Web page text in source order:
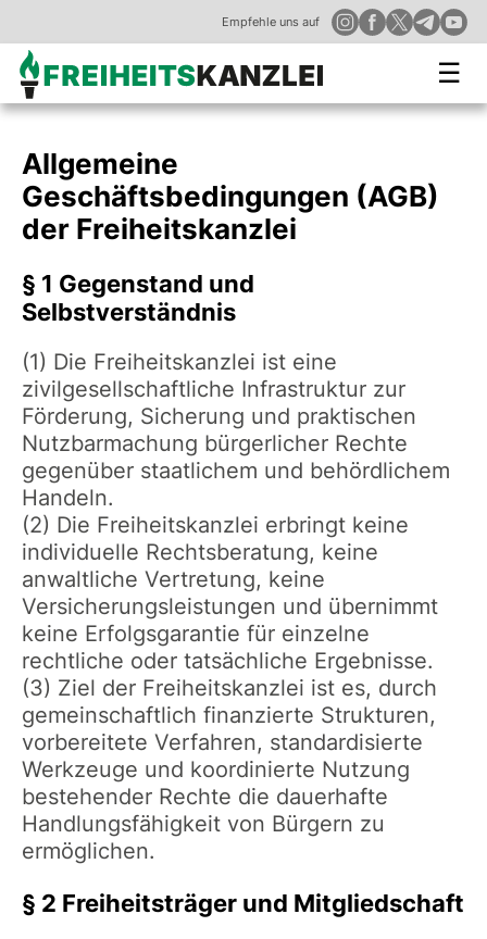
Empfehle uns auf
☰
Allgemeine
Geschäftsbedingungen (AGB)
der Freiheitskanzlei
§ 1 Gegenstand und
Selbstverständnis
(1) Die Freiheitskanzlei ist eine
zivilgesellschaftliche Infrastruktur zur
Förderung, Sicherung und praktischen
Nutzbarmachung bürgerlicher Rechte
gegenüber staatlichem und behördlichem
Handeln.
(2) Die Freiheitskanzlei erbringt keine
individuelle Rechtsberatung, keine
anwaltliche Vertretung, keine
Versicherungsleistungen und übernimmt
keine Erfolgsgarantie für einzelne
rechtliche oder tatsächliche Ergebnisse.
(3) Ziel der Freiheitskanzlei ist es, durch
gemeinschaftlich finanzierte Strukturen,
vorbereitete Verfahren, standardisierte
Werkzeuge und koordinierte Nutzung
bestehender Rechte die dauerhafte
Handlungsfähigkeit von Bürgern zu
ermöglichen.
§ 2 Freiheitsträger und Mitgliedschaft